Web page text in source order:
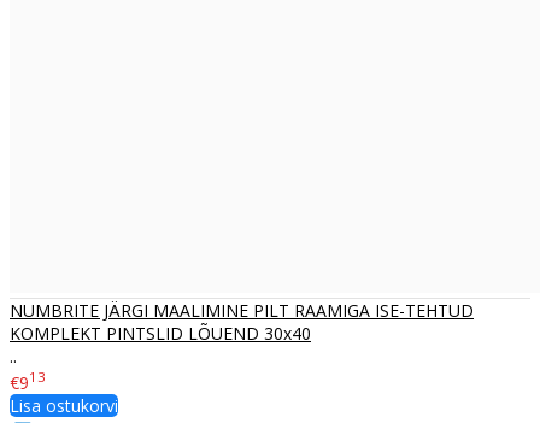
NUMBRITE JÄRGI MAALIMINE PILT RAAMIGA ISE-TEHTUD
KOMPLEKT PINTSLID LÕUEND 30x40
..
€913
Lisa ostukorvi